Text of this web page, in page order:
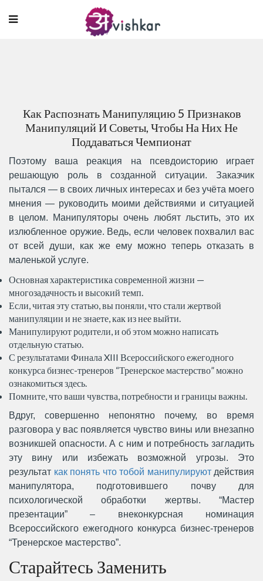
Как Распознать Манипуляцию 5 Признаков
Манипуляций И Советы, Чтобы На Них Не
Поддаваться Чемпионат
Поэтому ваша реакция на псевдоисторию играет
решающую роль в созданной ситуации. Заказчик
пытался — в своих личных интересах и без учёта моего
мнения — руководить моими действиями и ситуацией
в целом. Манипуляторы очень любят льстить, это их
излюбленное оружие. Ведь, если человек похвалил вас
от всей души, как же ему можно теперь отказать в
маленькой услуге.
Основная характеристика современной жизни —
многозадачность и высокий темп.
Если, читая эту статью, вы поняли, что стали жертвой
манипуляции и не знаете, как из нее выйти.
Манипулируют родители, и об этом можно написать
отдельную статью.
С результатами Финала XIII Всероссийского ежегодного
конкурса бизнес-тренеров “Тренерское мастерство” можно
ознакомиться здесь.
Помните, что ваши чувства, потребности и границы важны.
Вдруг, совершенно непонятно почему, во время
разговора у вас появляется чувство вины или внезапно
возникшей опасности. А с ним и потребность загладить
эту вину или избежать возможной угрозы. Это
результат как понять что тобой манипулируютдействия
манипулятора, подготовившего почву для
психологической обработки жертвы. “Мастер
презентации” – внеконкурсная номинация
Всероссийского ежегодного конкурса бизнес-тренеров
“Тренерское мастерство”.
Старайтесь Заменить